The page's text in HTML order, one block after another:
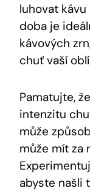
luhovat
doba je
kávových
chuť vaší
Pamatujte,
intenzitu
může
může mít za
abyste našli